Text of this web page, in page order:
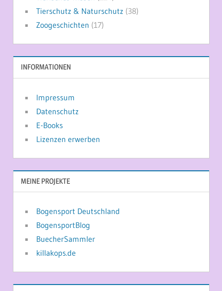
Tierschutz & Naturschutz (38)
Zoogeschichten (17)
INFORMATIONEN
Impressum
Datenschutz
E-Books
Lizenzen erwerben
MEINE PROJEKTE
Bogensport Deutschland
BogensportBlog
BuecherSammler
killakops.de